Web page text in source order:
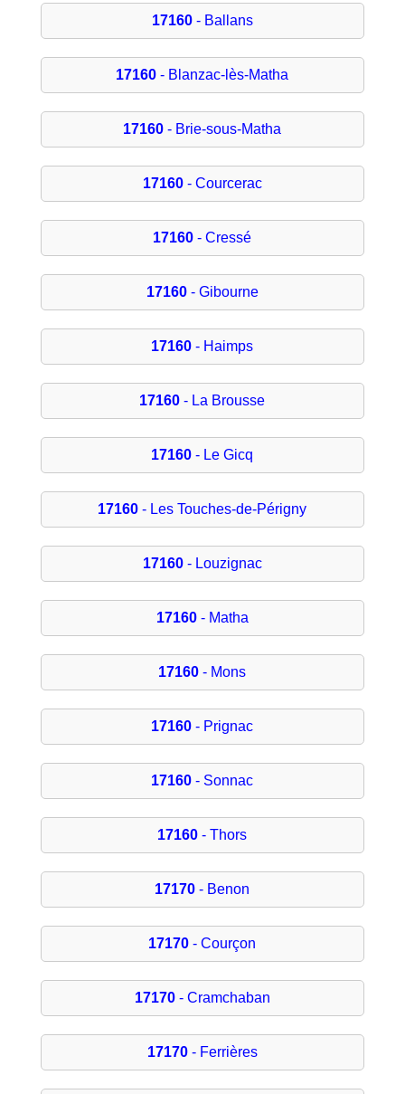
17160- Ballans
17160 - Blanzac-lès-Matha
17160 - Brie-sous-Matha
17160- Courcerac
17160 - Cressé
17160- Gibourne
17160 - Haimps
17160 - La Brousse
17160 - Le Gicq
17160 - Les Touches-de-Périgny
17160- Louzignac
17160- Matha
17160 - Mons
17160 - Prignac
17160 - Sonnac
17160 - Thors
17170 - Benon
17170 - Courçon
17170- Cramchaban
17170- Ferrières